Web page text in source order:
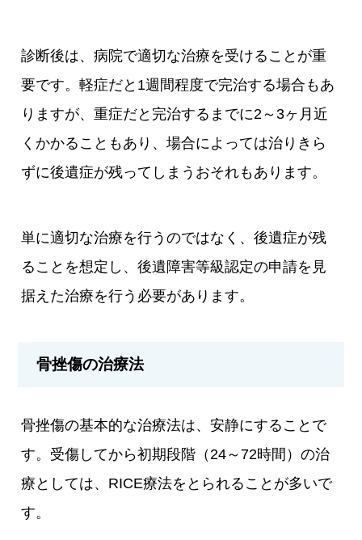
診断後は、病院で適切な治療を受けることが重
要です。軽症だと1週間程度で完治する場合もあ
りますが、重症だと完治するまでに2～3ヶ月近
くかかることもあり、場合によっては治りきら
ずに後遺症が残ってしまうおそれもあります。
単に適切な治療を行うのではなく、後遺症が残
ることを想定し、後遺障害等級認定の申請を見
据えた治療を行う必要があります。
骨挫傷の治療法
骨挫傷の基本的な治療法は、安静にすることで
す。受傷してから初期段階（24～72時間）の治
療としては、RICE療法をとられることが多いで
す。